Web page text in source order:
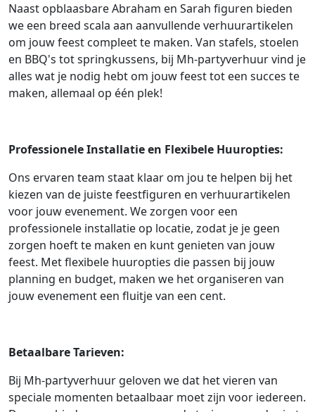
Naast opblaasbare Abraham en Sarah figuren bieden
we een breed scala aan aanvullende verhuurartikelen
om jouw feest compleet te maken. Van stafels, stoelen
en BBQ's tot springkussens, bij Mh-partyverhuur vind je
alles wat je nodig hebt om jouw feest tot een succes te
maken, allemaal op één plek!
Professionele Installatie en Flexibele Huuropties:
Ons ervaren team staat klaar om jou te helpen bij het
kiezen van de juiste feestfiguren en verhuurartikelen
voor jouw evenement. We zorgen voor een
professionele installatie op locatie, zodat je je geen
zorgen hoeft te maken en kunt genieten van jouw
feest. Met flexibele huuropties die passen bij jouw
planning en budget, maken we het organiseren van
jouw evenement een fluitje van een cent.
Betaalbare Tarieven:
Bij Mh-partyverhuur geloven we dat het vieren van
speciale momenten betaalbaar moet zijn voor iedereen.